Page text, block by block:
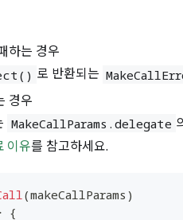
하는 경우
로 반환되는
경우
MakeCallParams.delegate
이유를 참고하세요.
(makeCallParams )
{